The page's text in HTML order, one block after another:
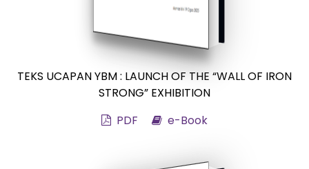
TEKS UCAPAN YBM : LAUNCH OF THE “WALL OF IRON
STRONG” EXHIBITION
PDF
e-Book